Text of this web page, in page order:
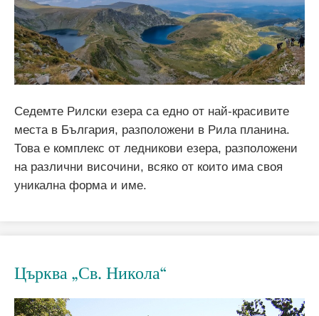
Седемте Рилски езера са едно от най-красивите
места в България, разположени в Рила планина.
Това е комплекс от ледникови езера, разположени
на различни височини, всяко от които има своя
уникална форма и име.
Църква „Св. Никола“